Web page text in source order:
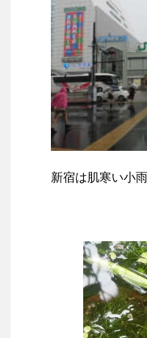
新宿は肌寒い小